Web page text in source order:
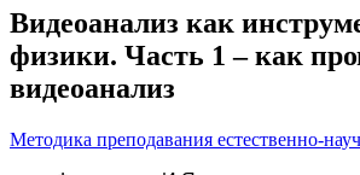
Видеоанализ как
физики. Часть 1 – как
видеоанализ
Методика преподавания естественно-